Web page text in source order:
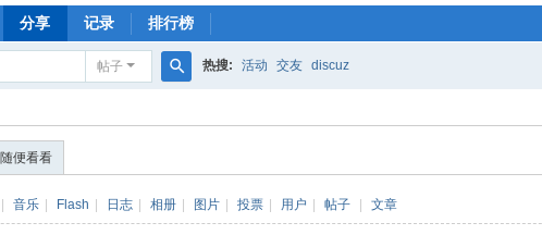
分享 记录 排行榜
帖子
索
热搜: 活动 交友 discuz
随便看看
音乐 Flash 日志 相册 图片 投票 用户 帖子 文章